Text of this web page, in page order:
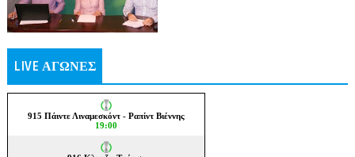
LIVE ΑΓΩΝΕΣ